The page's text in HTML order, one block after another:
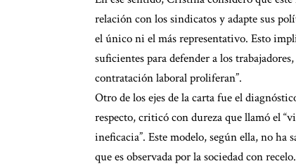
relación con los sindicatos y adapte sus
el único ni el más representativo. Esto
suficientes para defender a los
contratación laboral proliferan”.
Otro de los ejes de la carta fue el
respecto, criticó con dureza que llamó el
ineficacia”. Este modelo, según ella, no ha
que es observada por la sociedad con